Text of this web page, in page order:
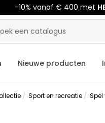
-10% vanaf € 400 met
Nieuwe producten
Sport en recreatie Spel